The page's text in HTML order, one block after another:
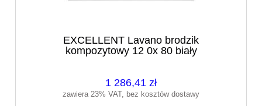
EXCELLENT Lavano brodzik
kompozytowy 12 0x 80 biały
1 286,41 zł
zawiera 23% VAT, bez kosztów dostawy